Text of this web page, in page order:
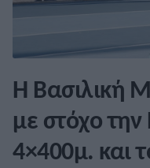
Η Βασιλική
με στόχο
4×400μ. και